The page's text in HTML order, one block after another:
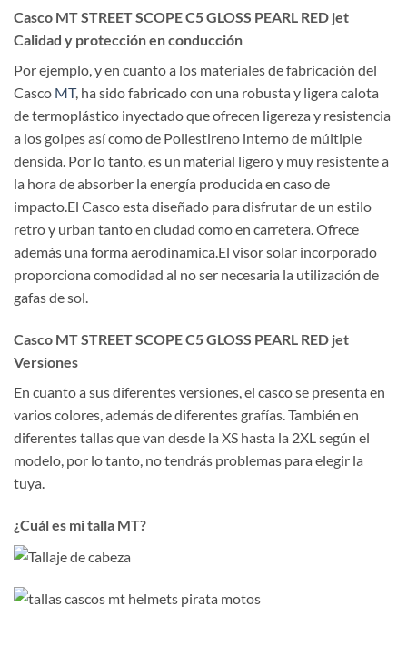
Casco MT STREET SCOPE C5 GLOSS PEARL RED jet
Calidad y protección en conducción
Por ejemplo, y en cuanto a los materiales de fabricación del
Casco MT, ha sido fabricado con una robusta y ligera calota
de termoplástico inyectado que ofrecen ligereza y resistencia
a los golpes así como de Poliestireno interno de múltiple
densida. Por lo tanto, es un material ligero y muy resistente a
la hora de absorber la energía producida en caso de
impacto.El Casco esta diseñado para disfrutar de un estilo
retro y urban tanto en ciudad como en carretera. Ofrece
además una forma aerodinamica.El visor solar incorporado
proporciona comodidad al no ser necesaria la utilización de
gafas de sol.
Casco MT STREET SCOPE C5 GLOSS PEARL RED jet
Versiones
En cuanto a sus diferentes versiones, el casco se presenta en
varios colores, además de diferentes grafías. También en
diferentes tallas que van desde la XS hasta la 2XL según el
modelo, por lo tanto, no tendrás problemas para elegir la
tuya.
¿Cuál es mi talla MT?